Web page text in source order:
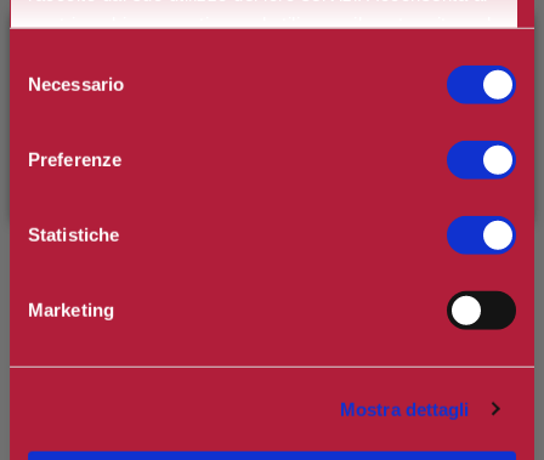
nostri cookie se continua ad utilizzare il nostro sito web.
delNecessario
Preferenze
Statistiche
Marketing
Mostra dettagli
Spedizione in Italia gratuita se il carrello supera i 60€
inserendo il codice